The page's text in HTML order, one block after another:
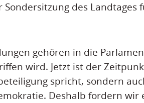
des Landtages
gehören in die
wird. Jetzt ist der
spricht, sondern
Deshalb fordern wir